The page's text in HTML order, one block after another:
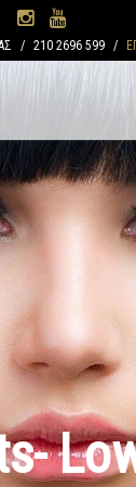
/ 210 2696 599 /